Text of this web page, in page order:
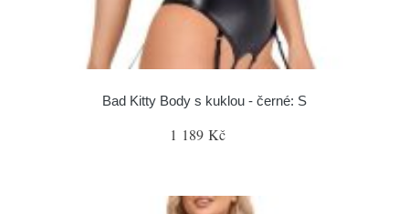
Bad Kitty Body s kuklou - černé: S
1 189 Kč